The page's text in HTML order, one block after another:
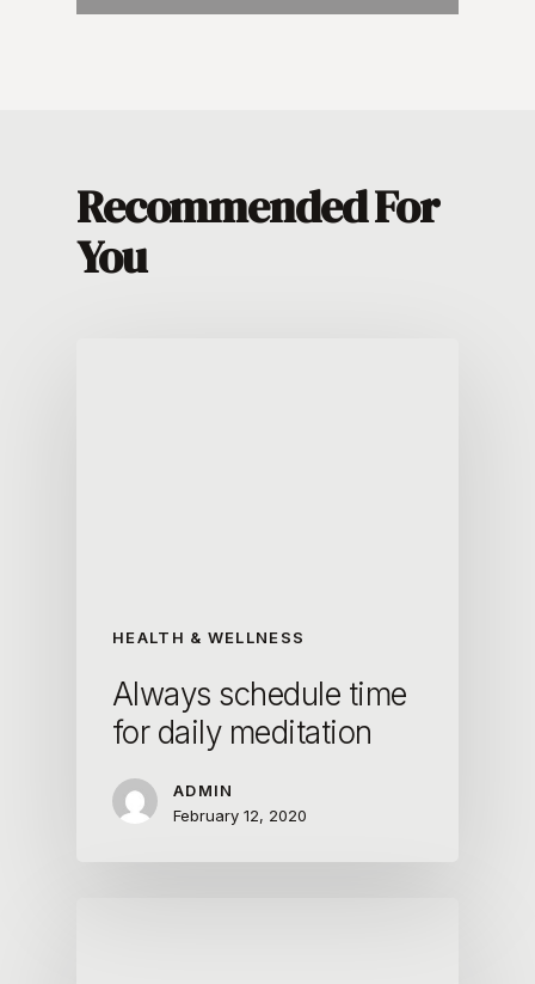
Recommended For
You
HEALTH & WELLNESS
Always schedule time
for daily meditation
ADMIN
February 12, 2020